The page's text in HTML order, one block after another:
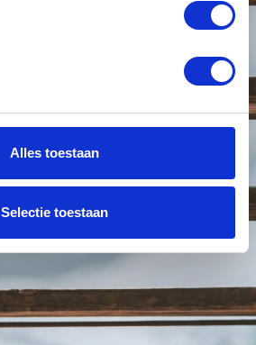
Alles toestaan
Selectie toestaan